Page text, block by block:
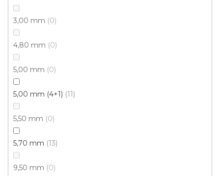
3,00 mm 0
4,80 mm 0
5,00 mm 0
5,00 mm (4+1) 11
5,50 mm 0
5,70 mm 13
9,50 mm 0